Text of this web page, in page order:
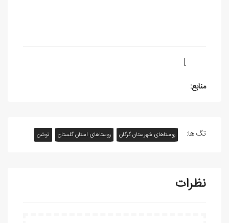
[
منابع:
تگ ها: روستاهای شهرستان گرگان روستاهای استان گلستان توشن
نظرات